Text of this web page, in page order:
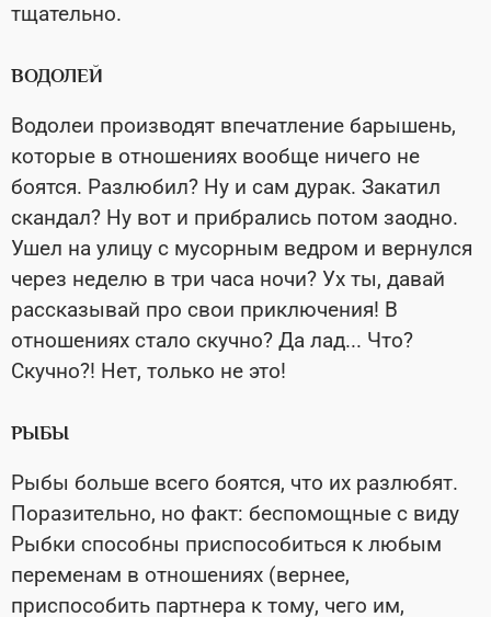
тщательно.
ВОДОЛЕЙ
Водолеи производят впечатление барышень,
которые в отношениях вообще ничего не
боятся. Разлюбил? Ну и сам дурак. Закатил
скандал? Ну вот и прибрались потом заодно.
Ушел на улицу с мусорным ведром и вернулся
через неделю в три часа ночи? Ух ты, давай
рассказывай про свои приключения! В
отношениях стало скучно? Да лад... Что?
Скучно?! Нет, только не это!
РЫБЫ
Рыбы больше всего боятся, что их разлюбят.
Поразительно, но факт: беспомощные с виду
Рыбки способны приспособиться к любым
переменам в отношениях (вернее,
приспособить партнера к тому, чего им,